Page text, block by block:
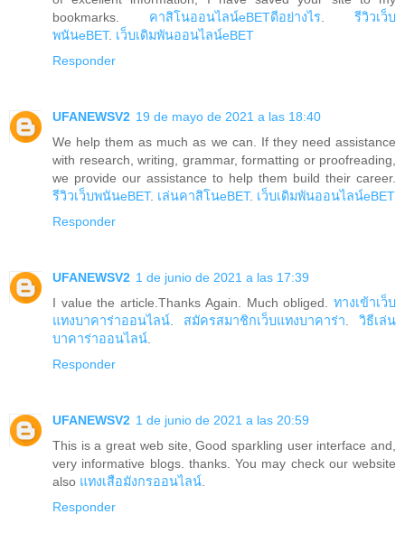
bookmarks. คาสิโนออนไลน์eBETดีอย่างไร. รีวิวเว็บ
พนันeBET. เว็บเดิมพันออนไลน์eBET
Responder
UFANEWSV2 19 de mayo de 2021 a las 18:40
We help them as much as we can. If they need assistance
with research, writing, grammar, formatting or proofreading,
we provide our assistance to help them build their career.
รีวิวเว็บพนันeBET. เล่นคาสิโนeBET. เว็บเดิมพันออนไลน์eBET
Responder
UFANEWSV2 1 de junio de 2021 a las 17:39
I value the article.Thanks Again. Much obliged. ทางเข้าเว็บ
แทงบาคาร่าออนไลน์. สมัครสมาชิกเว็บแทงบาคาร่า. วิธีเล่น
บาคาร่าออนไลน์.
Responder
UFANEWSV2 1 de junio de 2021 a las 20:59
This is a great web site, Good sparkling user interface and,
very informative blogs. thanks. You may check our website
also แทงเสือมังกรออนไลน์.
Responder